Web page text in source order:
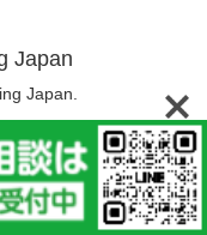
Japan
Japan.
索 トップ